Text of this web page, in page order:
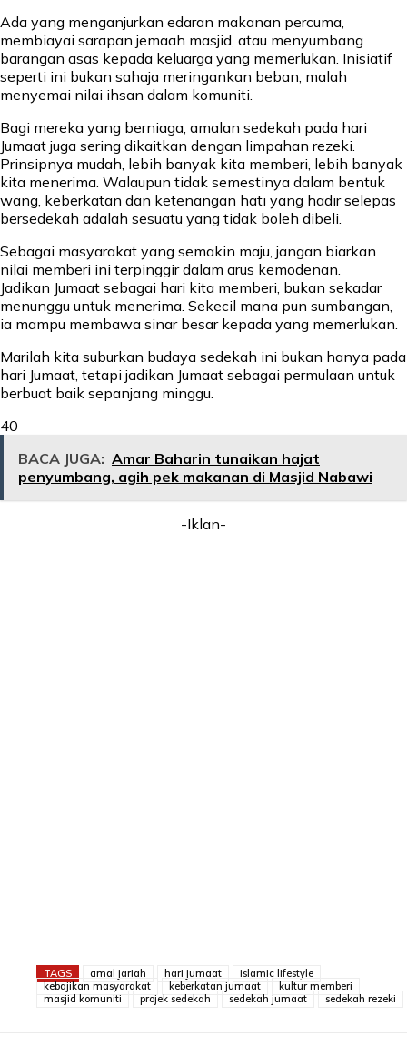
Ada yang menganjurkan edaran makanan percuma,
membiayai sarapan jemaah masjid, atau menyumbang
barangan asas kepada keluarga yang memerlukan. Inisiatif
seperti ini bukan sahaja meringankan beban, malah
menyemai nilai ihsan dalam komuniti.
Bagi mereka yang berniaga, amalan sedekah pada hari
Jumaat juga sering dikaitkan dengan limpahan rezeki.
Prinsipnya mudah, lebih banyak kita memberi, lebih banyak
kita menerima. Walaupun tidak semestinya dalam bentuk
wang, keberkatan dan ketenangan hati yang hadir selepas
bersedekah adalah sesuatu yang tidak boleh dibeli.
Sebagai masyarakat yang semakin maju, jangan biarkan
nilai memberi ini terpinggir dalam arus kemodenan.
Jadikan Jumaat sebagai hari kita memberi, bukan sekadar
menunggu untuk menerima. Sekecil mana pun sumbangan,
ia mampu membawa sinar besar kepada yang memerlukan.
Marilah kita suburkan budaya sedekah ini bukan hanya pada
hari Jumaat, tetapi jadikan Jumaat sebagai permulaan untuk
berbuat baik sepanjang minggu.
40
BACA JUGA: Amar Baharin tunaikan hajat
penyumbang, agih pek makanan di Masjid Nabawi
-Iklan-
TAGS amal jariah hari jumaat
islamic lifestyle
kebajikan masyarakat
keberkatan jumaat
kultur memberi
masjid komuniti
projek sedekah sedekah jumaat sedekah rezeki